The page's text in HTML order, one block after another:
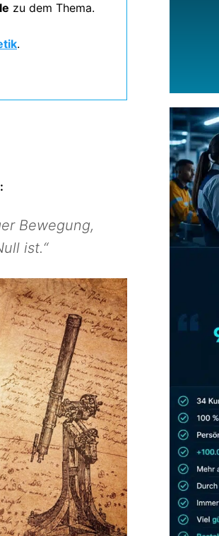
zu dem Thema.
.
Bewegung,
ist.“